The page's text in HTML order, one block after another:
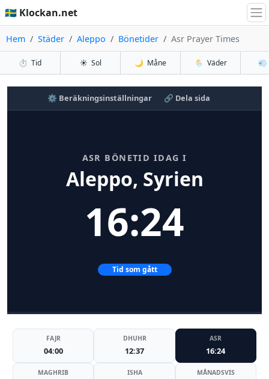
🇸🇪 Klockan.net
Hem Städer Aleppo Bönetider Asr Prayer Times
⏱️ Tid ☀️ Sol 🌙 Måne 🌦️ Väder 💨
⚙️ Beräkningsinställningar 🔗 Dela sida
ASR BÖNETID IDAG I
Aleppo, Syrien
16:24
Tid som gått
FAJR
04:00
DHUHR
12:37
ASR
16:24
MAGHRIB ISHA MÅNADSVIS